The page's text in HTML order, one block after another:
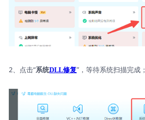
2、点击“系统DLL修复”，等待系统扫描完成；